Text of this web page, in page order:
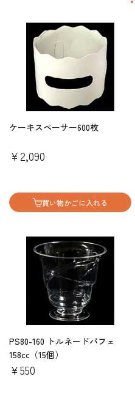
ケーキスペーサー600枚
￥2,090
買い物かごに入れる
PS80-160 トルネードパフェ
158cc（15個）
￥550